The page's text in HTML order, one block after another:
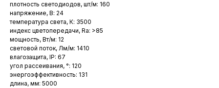
плотность светодиодов, шт/м: 160
напряжение, В: 24
температура света, К: 3500
индекс цветопередачи, Ra: >85
мощность, Вт/м: 12
световой поток, Лм/м: 1410
влагозащита, IP: 67
угол рассеивания, °: 120
энергоэффективность: 131
длина, мм: 5000